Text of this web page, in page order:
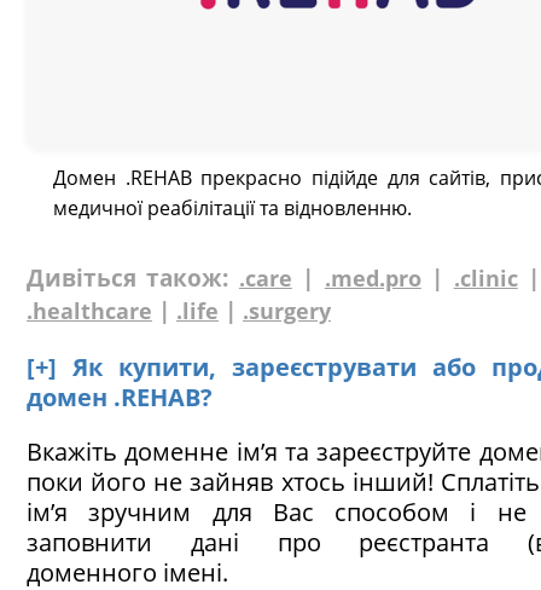
Домен .REHAB прекрасно підійде для сайтів,
медичної реабілітації та відновленню.
Дивіться також: .care | .med.pro| .clinic
.healthcare | .life | .surgery
[+] Як купити, зареєструвати або
домен .REHAB?
Вкажіть доменне ім’я та зареєструйте
поки його не зайняв хтось інший!
ім’я зручним для Вас способом і не
заповнити дані про реєстранта
доменного імені.